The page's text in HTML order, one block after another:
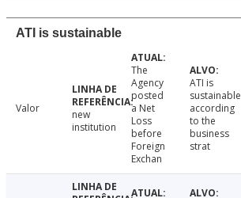
ATI is sustainable
Valor
new
institution
The
Agency
posted
a Net
Loss
before
Foreign
Exchan
ATI is
sustainable
according
to the
business
strat